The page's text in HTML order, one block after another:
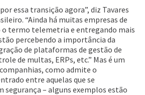
essa transição agora”, diz Tavares
“Ainda há muitas empresas de
o termo telemetria e entregando mais
percebendo a importância da
de plataformas de gestão de
de multas, ERPs, etc.” Mas é um
como admite o
entre aquelas que se
segurança – alguns exemplos estão